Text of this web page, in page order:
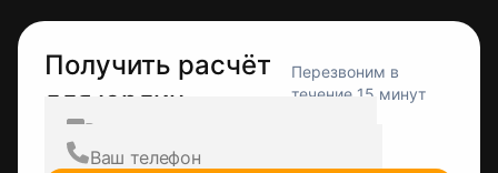
Получить расчёт
для юрлиц
Перезвоним в
течение 15 минут